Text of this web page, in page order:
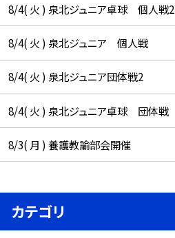
8/4( 火 ) 泉北ジュニア卓球 個人戦2
8/4( 火 ) 泉北ジュニア 個人戦
8/4( 火 ) 泉北ジュニア団体戦2
8/4( 火 ) 泉北ジュニア卓球 団体戦
8/3( 月 ) 養護教諭部会開催
カテゴリ